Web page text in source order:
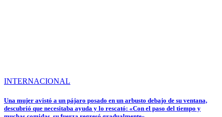
INTERNACIONAL
Una mujer avistó a un pájaro posado en un arbusto debajo de su ventana,
descubrió que necesitaba ayuda y lo rescató: «Con el paso del tiempo y